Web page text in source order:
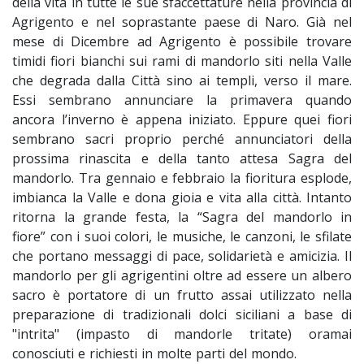
Agrigento e nel soprastante paese di Naro. Già nel
mese di Dicembre ad Agrigento è possibile trovare
timidi fiori bianchi sui rami di mandorlo siti nella Valle
che degrada dalla Città sino ai templi, verso il mare.
Essi sembrano annunciare la primavera quando
ancora l’inverno è appena iniziato. Eppure quei fiori
sembrano sacri proprio perché annunciatori della
prossima rinascita e della tanto attesa Sagra del
mandorlo. Tra gennaio e febbraio la fioritura esplode,
imbianca la Valle e dona gioia e vita alla città. Intanto
ritorna la grande festa, la “Sagra del mandorlo in
fiore” con i suoi colori, le musiche, le canzoni, le sfilate
che portano messaggi di pace, solidarietà e amicizia. Il
mandorlo per gli agrigentini oltre ad essere un albero
sacro è portatore di un frutto assai utilizzato nella
preparazione di tradizionali dolci siciliani a base di
"intrita" (impasto di mandorle tritate) oramai
conosciuti e richiesti in molte parti del mondo.